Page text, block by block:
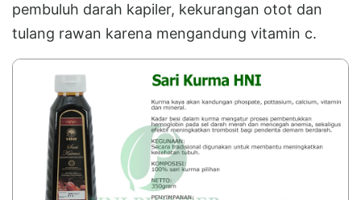
pembuluh darah kapiler, kekurangan otot dan
tulang rawan karena mengandung vitamin c.